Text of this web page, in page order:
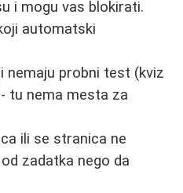
i mogu vas blokirati.
automatski
nemaju probni test (kviz
tu nema mesta za
ili se stranica ne
zadatka nego da